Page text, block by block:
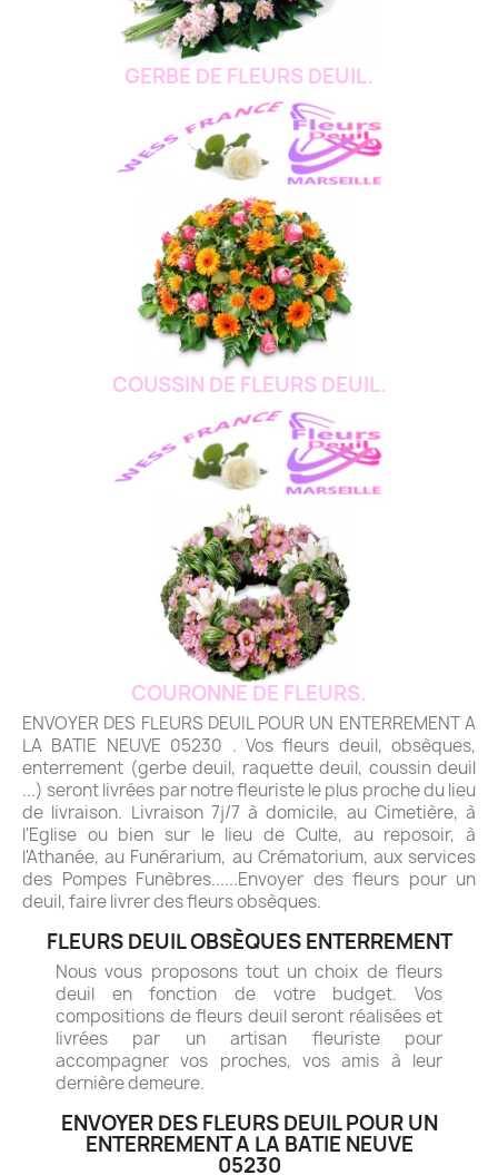
GERBE DE FLEURS DEUIL.
COUSSIN DE FLEURS DEUIL.
COURONNE DE FLEURS.
ENVOYER DES FLEURS DEUIL POUR UN ENTERREMENT A
LA BATIE NEUVE 05230 . Vos fleurs deuil, obsèques,
enterrement (gerbe deuil, raquette deuil, coussin deuil
...) seront livrées par notre fleuriste le plus proche du lieu
de livraison. Livraison 7j/7 à domicile, au Cimetière, à
l'Eglise ou bien sur le lieu de Culte, au reposoir, à
l'Athanée, au Funérarium, au Crématorium, aux services
des Pompes Funèbres......Envoyer des fleurs pour un
deuil, faire livrer des fleurs obsèques.
FLEURS DEUIL OBSÈQUES ENTERREMENT
Nous vous proposons tout un choix de fleurs
deuil en fonction de votre budget. Vos
compositions de fleurs deuil seront réalisées et
livrées par un artisan fleuriste pour
accompagner vos proches, vos amis à leur
dernière demeure.
ENVOYER DES FLEURS DEUIL POUR UN
ENTERREMENT A LA BATIE NEUVE
05230